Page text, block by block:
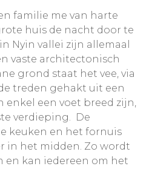
familie me van harte
huis de nacht door te
Nyin vallei zijn allemaal
vaste architectonisch
grond staat het vee, via
treden gehakt uit een
enkel een voet breed zijn,
verdieping. De
keuken en het fornuis
in het midden. Zo wordt
en kan iedereen om het